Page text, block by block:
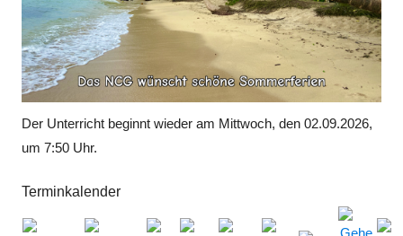
Der Unterricht beginnt wieder am Mittwoch, den 02.09.2026,
um 7:50 Uhr.
Terminkalender